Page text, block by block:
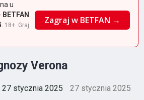
u
BETFAN
18+. Graj
Zagraj w BETFAN →
Verona
27 stycznia 2025 27 stycznia 2025